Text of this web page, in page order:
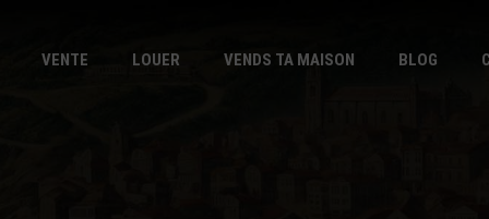
VENTE LOUER VENDS TA MAISON BLOG